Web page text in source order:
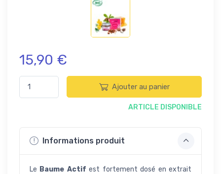
15,90 €
Ajouter au panier
ARTICLE DISPONIBLE
Informations produit
Le Baume Actif est fortement dosé en extrait